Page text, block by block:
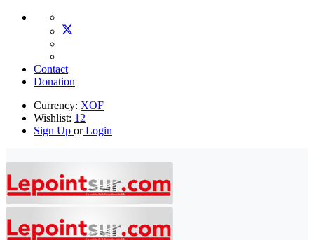
Contact
Donation
Currency: XOF
Wishlist: 12
Sign Up orLogin